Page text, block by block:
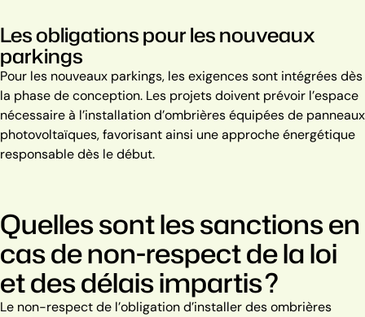
Les obligations pour les nouveaux
parkings
Pour les nouveaux parkings, les exigences sont intégrées dès
la phase de conception. Les projets doivent prévoir l’espace
nécessaire à l’installation d’ombrières équipées de panneaux
photovoltaïques, favorisant ainsi une approche énergétique
responsable dès le début.
Quelles sont les sanctions en
cas de non-respect de la loi
et des délais impartis ?
Le non-respect de l’obligation d’installer des ombrières